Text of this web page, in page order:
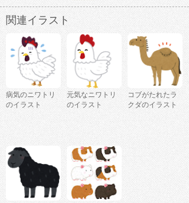
関連イラスト
病気のニワトリ
のイラスト
元気なニワトリ
のイラスト
コブがたれたラ
クダのイラスト